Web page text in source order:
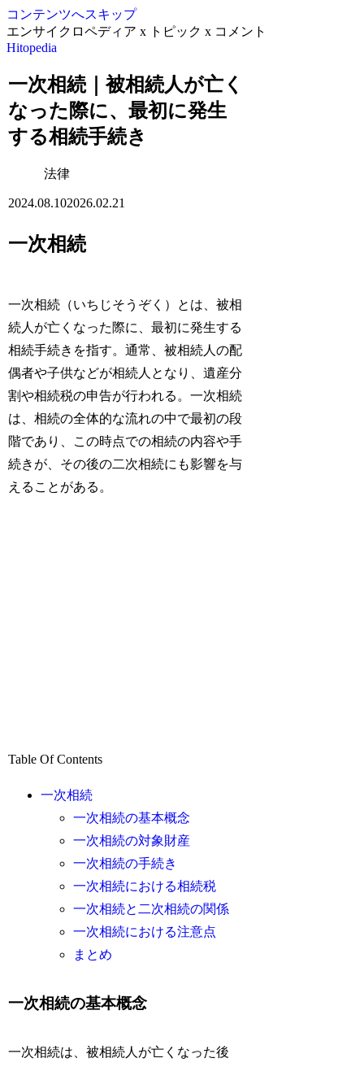
コンテンツへスキップ
エンサイクロペディア x トピック x コメント
Hitopedia
一次相続｜被相続人が亡く
なった際に、最初に発生
する相続手続き
法律
2024.08.102026.02.21
一次相続
一次相続（いちじそうぞく）とは、被相
続人が亡くなった際に、最初に発生する
相続手続きを指す。通常、被相続人の配
偶者や子供などが相続人となり、遺産分
割や相続税の申告が行われる。一次相続
は、相続の全体的な流れの中で最初の段
階であり、この時点での相続の内容や手
続きが、その後の二次相続にも影響を与
えることがある。
Table Of Contents
一次相続
一次相続の基本概念
一次相続の対象財産
一次相続の手続き
一次相続における相続税
一次相続と二次相続の関係
一次相続における注意点
まとめ
一次相続の基本概念
一次相続は、被相続人が亡くなった後